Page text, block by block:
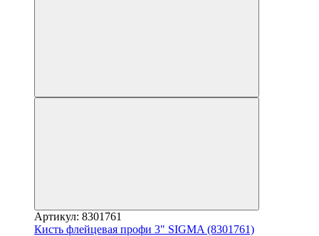
Артикул: 8301761
Кисть флейцевая профи 3" SIGMA (8301761)